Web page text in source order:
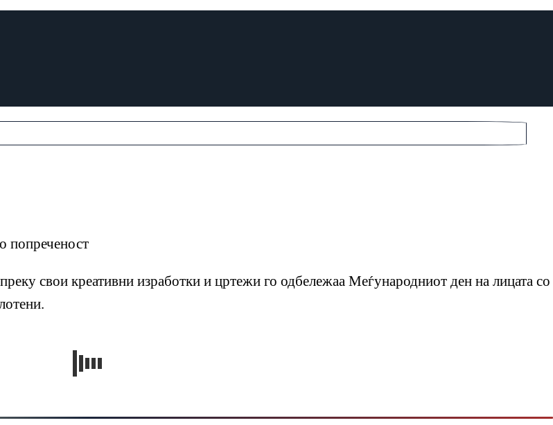
попреченост
свои креативни изработки и цртежи го одбележаа Меѓународниот ден на лицата со